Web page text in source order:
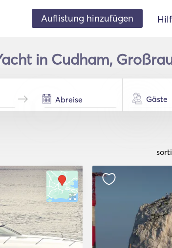
Auflistung hinzufügen
in Cudham,
Gäste